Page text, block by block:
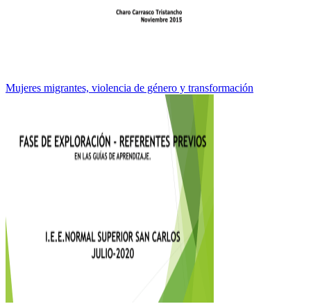
Mujeres migrantes, violencia de género y transformación